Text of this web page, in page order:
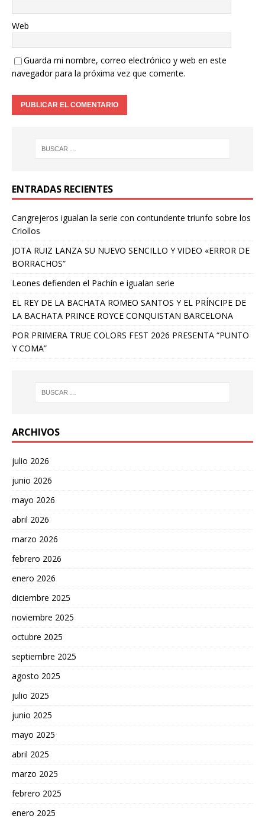
Web
Guarda mi nombre, correo electrónico y web en este
navegador para la próxima vez que comente.
ENTRADAS RECIENTES
Cangrejeros igualan la serie con contundente triunfo sobre los
Criollos
JOTA RUIZ LANZA SU NUEVO SENCILLO Y VIDEO «ERROR DE
BORRACHOS”
Leones defienden el Pachín e igualan serie
EL REY DE LA BACHATA ROMEO SANTOS Y EL PRÍNCIPE DE
LA BACHATA PRINCE ROYCE CONQUISTAN BARCELONA
POR PRIMERA TRUE COLORS FEST 2026 PRESENTA “PUNTO
Y COMA”
ARCHIVOS
julio 2026
junio 2026
mayo 2026
abril 2026
marzo 2026
febrero 2026
enero 2026
diciembre 2025
noviembre 2025
octubre 2025
septiembre 2025
agosto 2025
julio 2025
junio 2025
mayo 2025
abril 2025
marzo 2025
febrero 2025
enero 2025